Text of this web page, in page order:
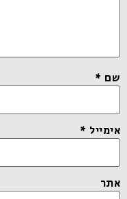
שם *
אימייל *
אתר